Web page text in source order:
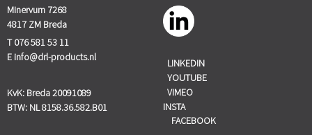
Minervum 7268
4817 ZM Breda
T 076 581 53 11
E info@drl-products.nl
KvK: Breda 20091089
BTW: NL 8158.36.582.B01
LINKEDIN
YOUTUBE
VIMEO
INSTA
FACEBOOK